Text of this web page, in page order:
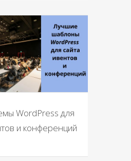
WordPress для
и конференций